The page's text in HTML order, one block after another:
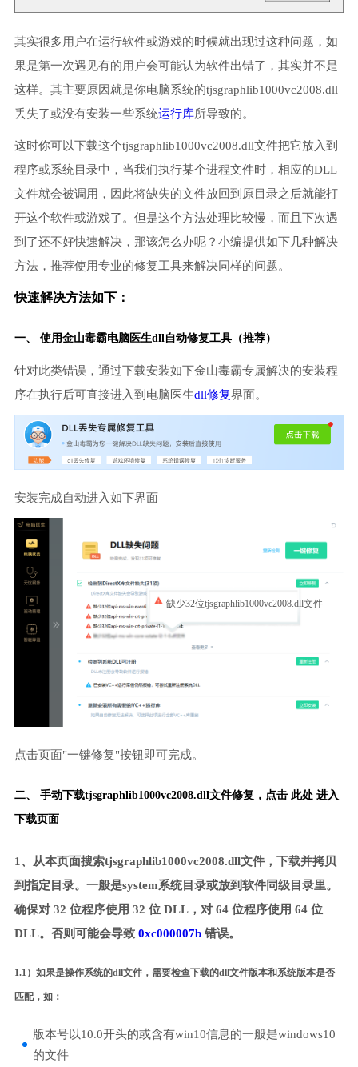
其实很多用户在运行软件或游戏的时候就出现过这种问题，如
果是第一次遇见有的用户会可能认为软件出错了，其实并不是
这样。其主要原因就是你电脑系统的tjsgraphlib1000vc2008.dll
丢失了或没有安装一些系统运行库所导致的。
这时你可以下载这个tjsgraphlib1000vc2008.dll文件把它放入到
程序或系统目录中，当我们执行某个进程文件时，相应的DLL
文件就会被调用，因此将缺失的文件放回到原目录之后就能打
开这个软件或游戏了。但是这个方法处理比较慢，而且下次遇
到了还不好快速解决，那该怎么办呢？小编提供如下几种解决
方法，推荐使用专业的修复工具来解决同样的问题。
快速解决方法如下：
一、 使用金山毒霸电脑医生dll自动修复工具（推荐）
针对此类错误，通过下载安装如下金山毒霸专属解决的安装程
序在执行后可直接进入到电脑医生dll修复界面。
安装完成自动进入如下界面
缺少32位tjsgraphlib1000vc2008.dll文件
点击页面"一键修复"按钮即可完成。
二、 手动下载tjsgraphlib1000vc2008.dll文件修复， 点击 此处 进入
下载页面
1、从本页面搜索tjsgraphlib1000vc2008.dll文件，下载并拷贝
到指定目录。一般是system系统目录或放到软件同级目录里。
确保对 32 位程序使用 32 位 DLL，对 64 位程序使用 64 位
DLL。否则可能会导致 0xc000007b错误。
1.1）如果是操作系统的dll文件，需要检查下载的dll文件版本和系统版本是否
匹配，如：
版本号以10.0开头的或含有win10信息的一般是windows10
的文件